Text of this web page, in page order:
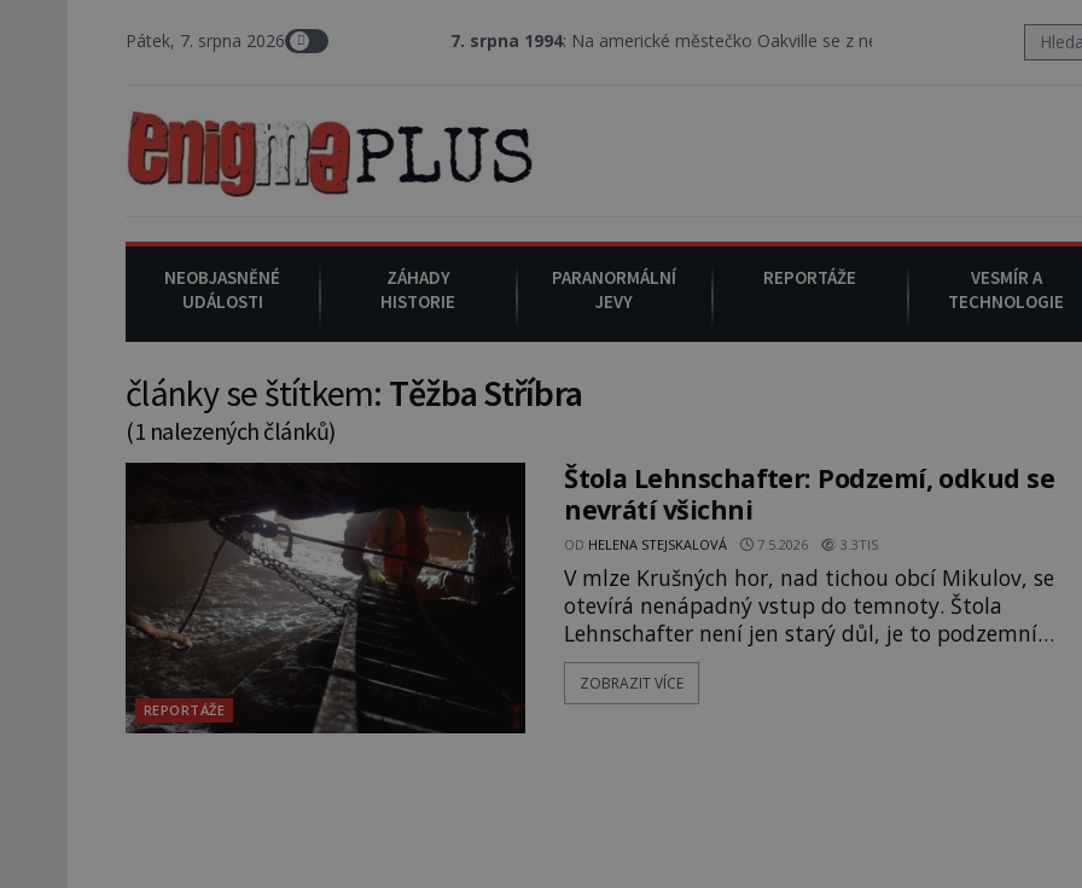
Pátek, 7. srpna 2026 7. srpna 1994: Na americké městečko Oakville se z nebe snáší podivná rosolovitá látka
NEOBJASNĚNÉ
UDÁLOSTI
ZÁHADY
HISTORIE
PARANORMÁLNÍ
JEVY
REPORTÁŽE
VESMÍR A
TECHNOLOGIE
články se štítkem: Těžba Stříbra
(1 nalezených článků)
REPORTÁŽE
Štola Lehnschafter: Podzemí, odkud se
nevrátí všichni
OD HELENA STEJSKALOVÁ 7.5.2026 3.3TIS
V mlze Krušných hor, nad tichou obcí Mikulov, se
otevírá nenápadný vstup do temnoty. Štola
Lehnschafter není jen starý důl, je to podzemní
svět, kde se šeptá o zmizelých lidech, podivných
světlech i hlasech, které nikdo nedokáže vysvětlit.
ZOBRAZIT VÍCE